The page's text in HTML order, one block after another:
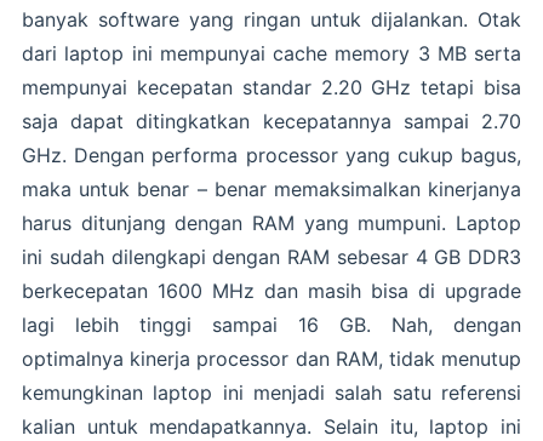
banyak software yang ringan untuk dijalankan. Otak
dari laptop ini mempunyai cache memory 3 MB serta
mempunyai kecepatan standar 2.20 GHz tetapi bisa
saja dapat ditingkatkan kecepatannya sampai 2.70
GHz. Dengan performa processor yang cukup bagus,
maka untuk benar – benar memaksimalkan kinerjanya
harus ditunjang dengan RAM yang mumpuni. Laptop
ini sudah dilengkapi dengan RAM sebesar 4 GB DDR3
berkecepatan 1600 MHz dan masih bisa di upgrade
lagi lebih tinggi sampai 16 GB. Nah, dengan
optimalnya kinerja processor dan RAM, tidak menutup
kemungkinan laptop ini menjadi salah satu referensi
kalian untuk mendapatkannya. Selain itu, laptop ini